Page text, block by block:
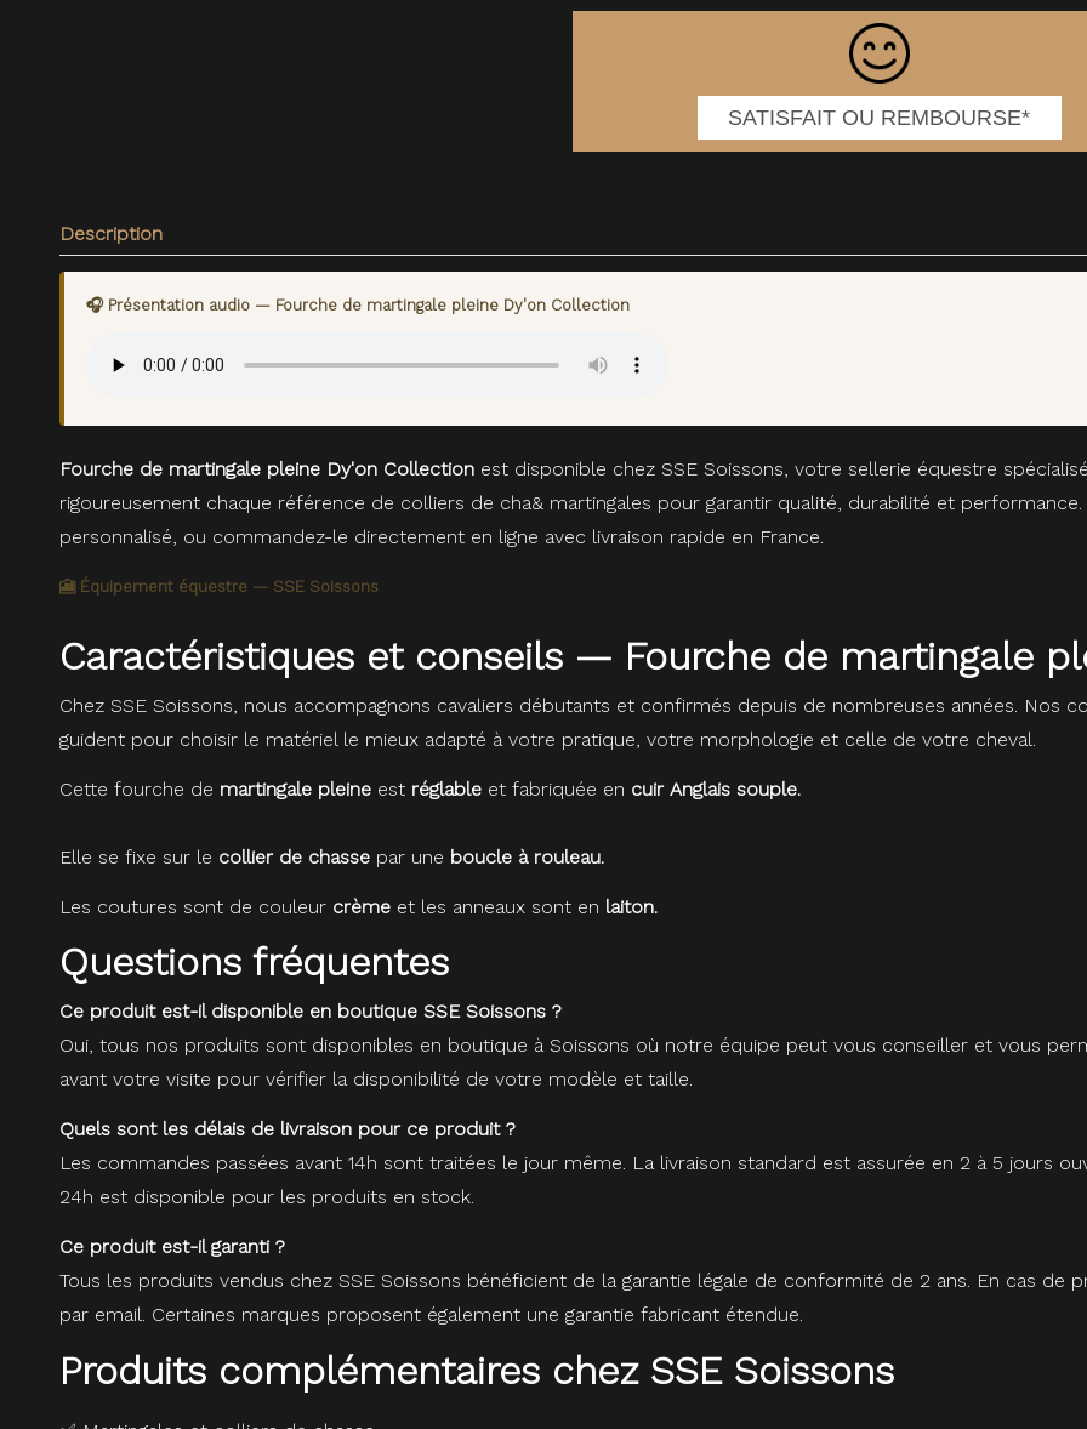
SATISFAIT OU REMBOURSE*
Description
🎧 Présentation audio — Fourche de martingale pleine Dy'on Collection
Fourche de martingale pleine Dy'on Collection est disponible chez SSE Soissons, votre sellerie équestre
rigoureusement chaque référence de colliers de cha& martingales pour garantir qualité, durabilité et
personnalisé, ou commandez-le directement en ligne avec livraison rapide en France.
🎦 Équipement équestre — SSE Soissons
Caractéristiques et conseils — Fourche de martingale
Chez SSE Soissons, nous accompagnons cavaliers débutants et confirmés depuis de nombreuses années. Nos
guident pour choisir le matériel le mieux adapté à votre pratique, votre morphologie et celle de votre cheval.
Cette fourche de martingale pleine est réglable et fabriquée en cuir Anglais souple.
Elle se fixe sur le collier de chasse par une boucle à rouleau.
Les coutures sont de couleur crème et les anneaux sont en laiton.
Questions fréquentes
Ce produit est-il disponible en boutique SSE Soissons ?
Oui, tous nos produits sont disponibles en boutique à Soissons où notre équipe peut vous conseiller et vous
avant votre visite pour vérifier la disponibilité de votre modèle et taille.
Quels sont les délais de livraison pour ce produit ?
Les commandes passées avant 14h sont traitées le jour même. La livraison standard est assurée en 2 à 5 jours
24h est disponible pour les produits en stock.
Ce produit est-il garanti ?
Tous les produits vendus chez SSE Soissons bénéficient de la garantie légale de conformité de 2 ans. En cas
par email. Certaines marques proposent également une garantie fabricant étendue.
Produits complémentaires chez SSE Soissons